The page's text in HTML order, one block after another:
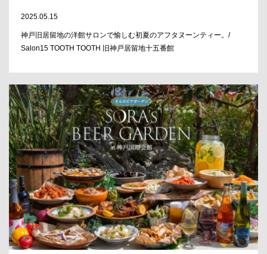
2025.05.15
神戸旧居留地の洋館サロンで愉しむ初夏のアフタヌーンティー。/
Salon15 TOOTH TOOTH 旧神戸居留地十五番館